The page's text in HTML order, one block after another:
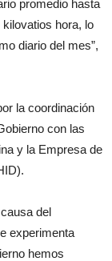
promedio hasta
hora, lo
diario del mes”,
la coordinación
con las
y la Empresa de
del
experimenta
hemos